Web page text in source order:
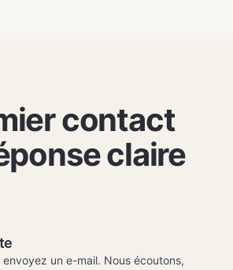
contact
claire
un e-mail. Nous écoutons,